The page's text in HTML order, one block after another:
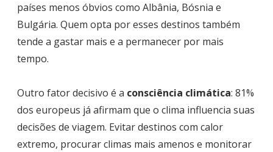
países menos óbvios como Albânia, Bósnia e
Bulgária. Quem opta por esses destinos também
tende a gastar mais e a permanecer por mais
tempo.
Outro fator decisivo é a consciência climática: 81%
dos europeus já afirmam que o clima influencia suas
decisões de viagem. Evitar destinos com calor
extremo, procurar climas mais amenos e monitorar